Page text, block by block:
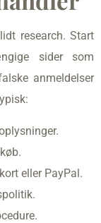
research. Start
sider som
anmeldelser
eller PayPal.